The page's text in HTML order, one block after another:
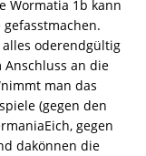
Wormatia 1b kann
oderendgültig
an die
man das
(gegen den
gegen
dakönnen die